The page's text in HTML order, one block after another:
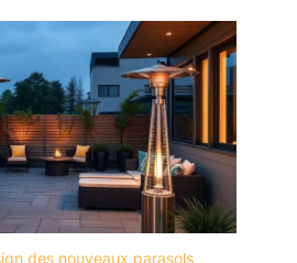
des nouveaux parasols